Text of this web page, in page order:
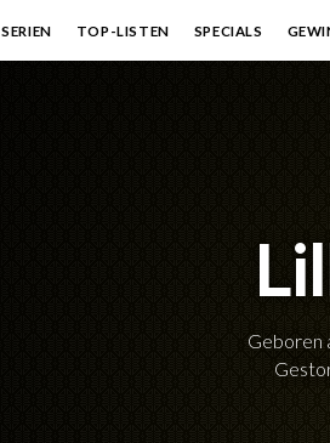
SERIEN TOP-LISTEN SPECIALS
Geboren